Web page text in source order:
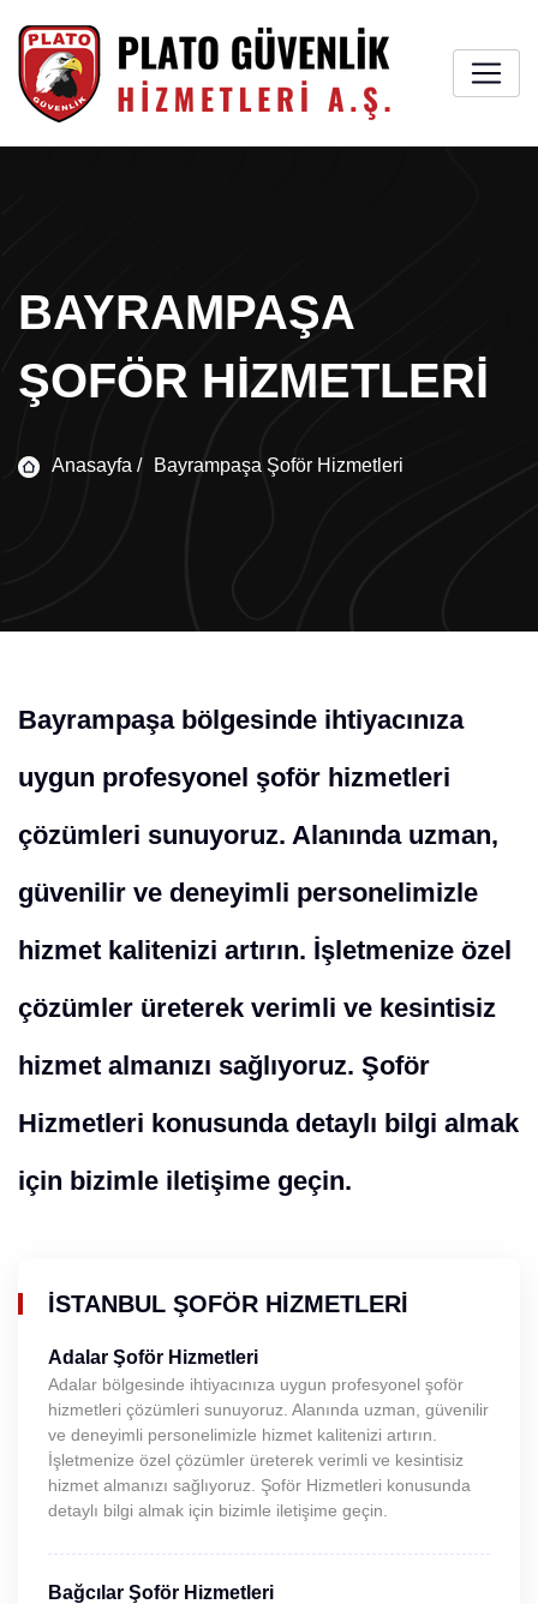
BAYRAMPAŞA
ŞOFÖR HIZMETLERI
Anasayfa / Bayrampaşa Şoför Hizmetleri
Bayrampaşa bölgesinde ihtiyacınıza
uygun profesyonel şoför hizmetleri
çözümleri sunuyoruz. Alanında uzman,
güvenilir ve deneyimli personelimizle
hizmet kalitenizi artırın. İşletmenize özel
çözümler üreterek verimli ve kesintisiz
hizmet almanızı sağlıyoruz. Şoför
Hizmetleri konusunda detaylı bilgi almak
için bizimle iletişime geçin.
İSTANBUL ŞOFÖR HIZMETLERI
Adalar Şoför Hizmetleri
Adalar bölgesinde ihtiyacınıza uygun profesyonel şoför
hizmetleri çözümleri sunuyoruz. Alanında uzman, güvenilir
ve deneyimli personelimizle hizmet kalitenizi artırın.
İşletmenize özel çözümler üreterek verimli ve kesintisiz
hizmet almanızı sağlıyoruz. Şoför Hizmetleri konusunda
detaylı bilgi almak için bizimle iletişime geçin.
Bağcılar Şoför Hizmetleri